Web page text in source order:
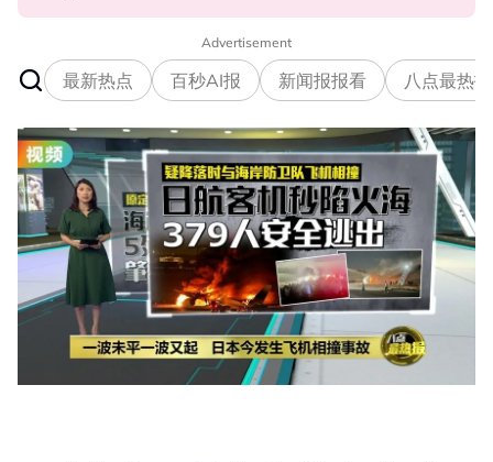
Advertisement
最新热点 百秒AI报 新闻报报看 八点最热报